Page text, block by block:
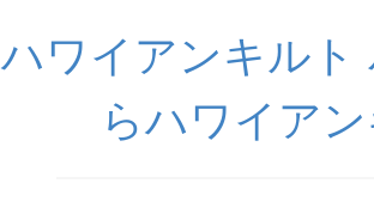
ハワイアンキルト
らハワイア